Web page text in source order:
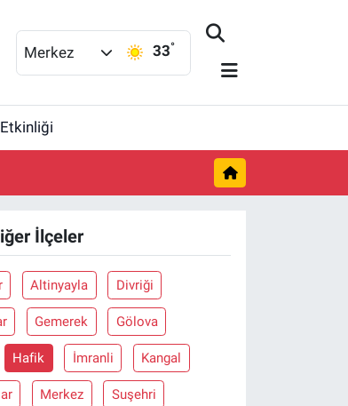
Merkez 33°
İlçeler
Altinyayla Divriği
Gemerek Gölova
Hafik İmranli Kangal
Merkez Suşehri